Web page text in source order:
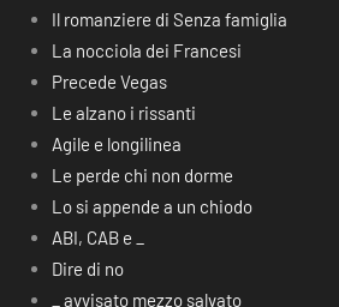
Il romanziere di Senza famiglia
La nocciola dei Francesi
Precede Vegas
Le alzano i rissanti
Agile e longilinea
Le perde chi non dorme
Lo si appende a un chiodo
ABI, CAB e _
Dire di no
_ avvisato mezzo salvato